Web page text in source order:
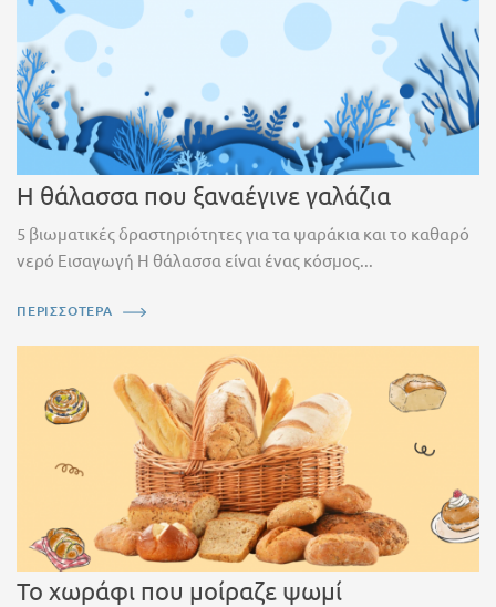
Η θάλασσα που ξαναέγινε γαλάζια
5 βιωματικές δραστηριότητες για τα ψαράκια και το καθαρό
νερό Εισαγωγή Η θάλασσα είναι ένας κόσμος...
ΠΕΡΙΣΣΟΤΕΡΑ
Το χωράφι που μοίραζε ψωμί